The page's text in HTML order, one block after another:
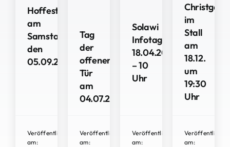
Hoffest
am
Samstag
den
05.09.2026
Veröffentlicht
am:
Tag
der
offenen
Tür
am
04.07.2026
Veröffentlicht
am:
Solawi
Infotag
18.04.2026
– 10
Uhr
Veröffentlicht
am:
im
Stall
am
18.12.
um
19:30
Uhr
Veröffentlicht
am: